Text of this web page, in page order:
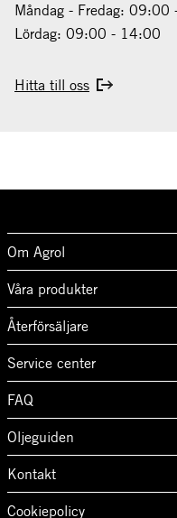
Måndag - Fredag:
Lördag: 09:00 - 14:00
Hitta till oss
Om Agrol
Våra produkter
Återförsäljare
Service center
FAQ
Oljeguiden
Kontakt
Cookiepolicy